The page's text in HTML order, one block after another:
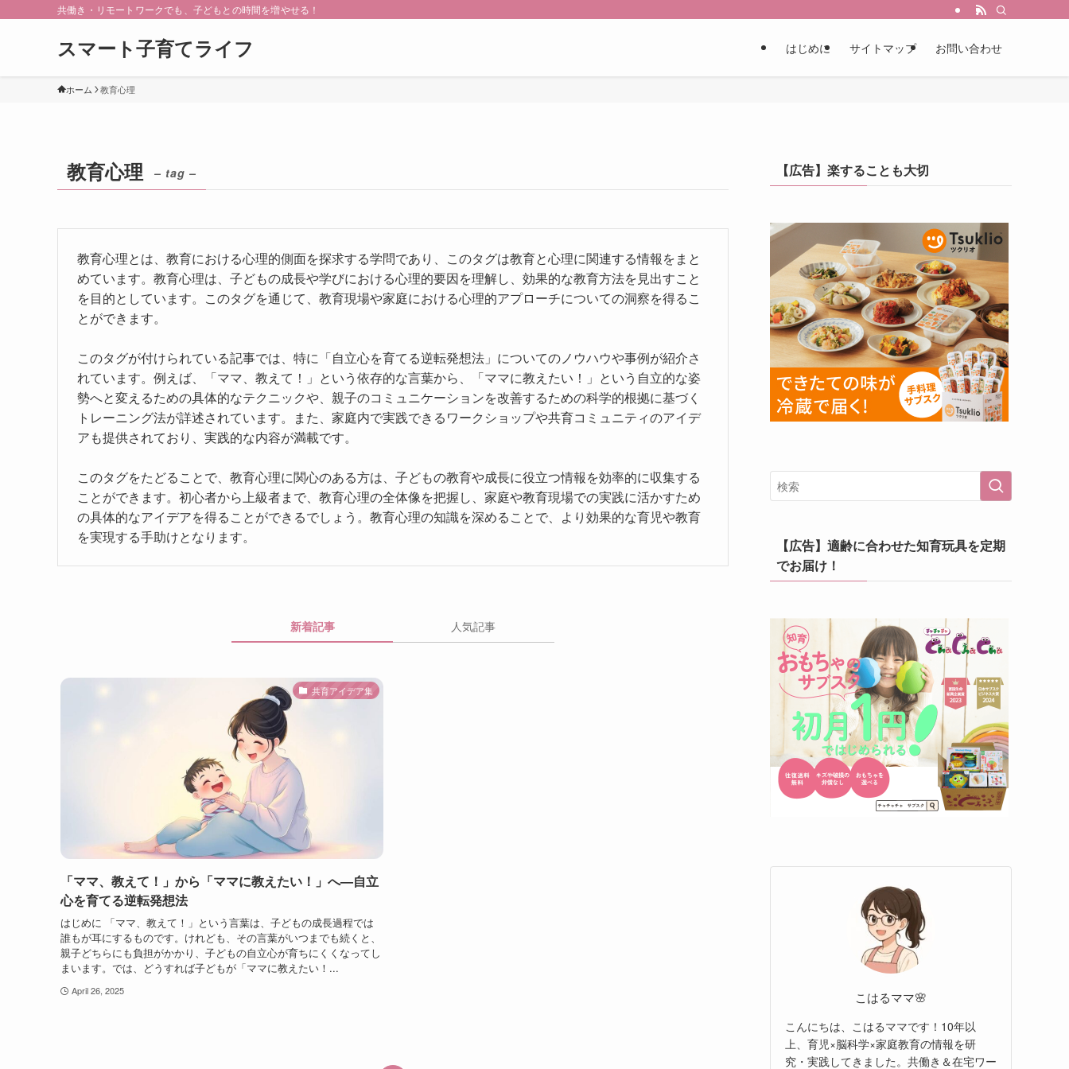
共働き・リモートワークでも、子どもとの時間を増やせる！
スマート子育てライフ はじめに サイトマップ お問い合わせ
ホーム 教育心理
教育心理 – tag –
教育心理とは、教育における心理的側面を探求する学問であり、このタグは教育と心理に関連する情報をまと
めています。教育心理は、子どもの成長や学びにおける心理的要因を理解し、効果的な教育方法を見出すこと
を目的としています。このタグを通じて、教育現場や家庭における心理的アプローチについての洞察を得るこ
とができます。
このタグが付けられている記事では、特に「自立心を育てる逆転発想法」についてのノウハウや事例が紹介さ
れています。例えば、「ママ、教えて！」という依存的な言葉から、「ママに教えたい！」という自立的な姿
勢へと変えるための具体的なテクニックや、親子のコミュニケーションを改善するための科学的根拠に基づく
トレーニング法が詳述されています。また、家庭内で実践できるワークショップや共育コミュニティのアイデ
アも提供されており、実践的な内容が満載です。
このタグをたどることで、教育心理に関心のある方は、子どもの教育や成長に役立つ情報を効率的に収集する
ことができます。初心者から上級者まで、教育心理の全体像を把握し、家庭や教育現場での実践に活かすため
の具体的なアイデアを得ることができるでしょう。教育心理の知識を深めることで、より効果的な育児や教育
を実現する手助けとなります。
新着記事 人気記事
共育アイデア集
「ママ、教えて！」から「ママに教えたい！」へ—自立
心を育てる逆転発想法
はじめに 「ママ、教えて！」という言葉は、子どもの成長過程では
誰もが耳にするものです。けれども、その言葉がいつまでも続くと、
親子どちらにも負担がかかり、子どもの自立心が育ちにくくなってし
まいます。では、どうすれば子どもが「ママに教えたい！...
April 26, 2025
【広告】楽することも大切
【広告】適齢に合わせた知育玩具を定期
でお届け！
こはるママ🌸
こんにちは、こはるママです！10年以
上、育児×脳科学×家庭教育の情報を研
究・実践してきました。共働き＆在宅ワー